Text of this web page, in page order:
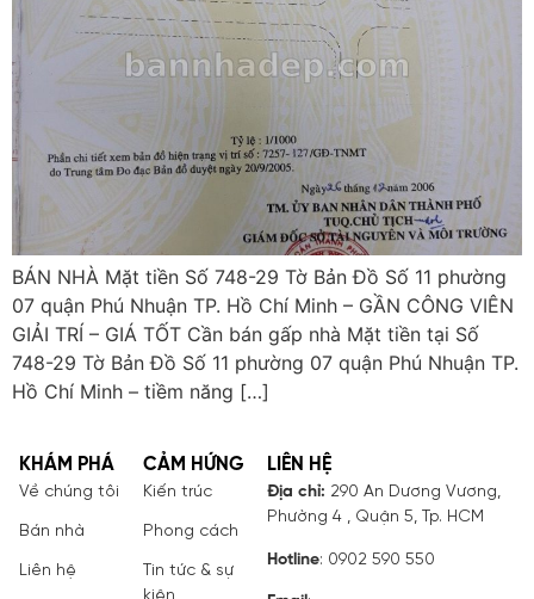
BÁN NHÀ Mặt tiền Số 748-29 Tờ Bản Đồ Số 11 phường
07 quận Phú Nhuận TP. Hồ Chí Minh – GẦN CÔNG VIÊN
GIẢI TRÍ – GIÁ TỐT Cần bán gấp nhà Mặt tiền tại Số
748-29 Tờ Bản Đồ Số 11 phường 07 quận Phú Nhuận TP.
Hồ Chí Minh – tiềm năng […]
KHÁM PHÁ
Về chúng tôi
Bán nhà
Liên hệ
CẢM HỨNG
Kiến trúc
Phong cách
Tin tức & sự
LIÊN HỆ
Địa chỉ: 290 An Dương Vương,
Phường 4 , Quận 5, Tp. HCM
Hotline: 0902 590 550